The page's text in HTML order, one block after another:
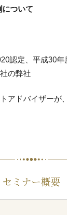
ついて
認定、平成30
の弊社
アドバイザーが
セミナー概要